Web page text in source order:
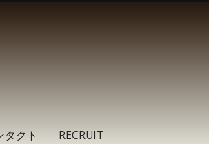
タクト RECRUIT